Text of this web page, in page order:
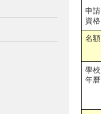
申請
資格
名額
學校
年曆